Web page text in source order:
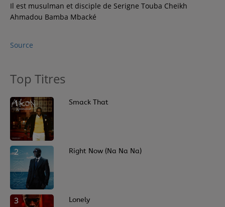
Il est musulman et disciple de Serigne Touba Cheikh
Ahmadou Bamba Mbacké
Source
Top Titres
1 Smack That
2 Right Now (Na Na Na)
3 Lonely